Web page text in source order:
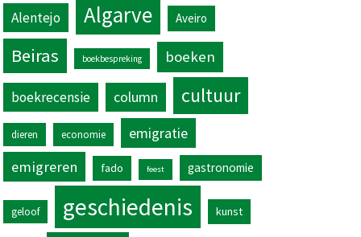
Alentejo Algarve Aveiro
Beiras boekbespreking boeken
boekrecensie column cultuur
dieren economie
emigratie
emigreren
fado feest gastronomie
geloof geschiedenis kunst